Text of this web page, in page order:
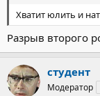
Хватит юлить и
Разрыв второго
студент
Модератор